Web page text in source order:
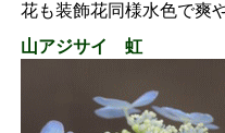
花も装飾花同様水色で爽
山アジサイ 虹